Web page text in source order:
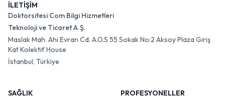
İLETİŞİM
Doktorsitesi Com Bilgi Hizmetleri
Teknoloji ve Ticaret A.Ş.
Maslak Mah. Ahi Evran Cd. A.O.S 55 Sokak No:2 Aksoy Plaza Giriş
Kat Kolektif House
İstanbul, Türkiye
SAĞLIK
PROFESYONELLER